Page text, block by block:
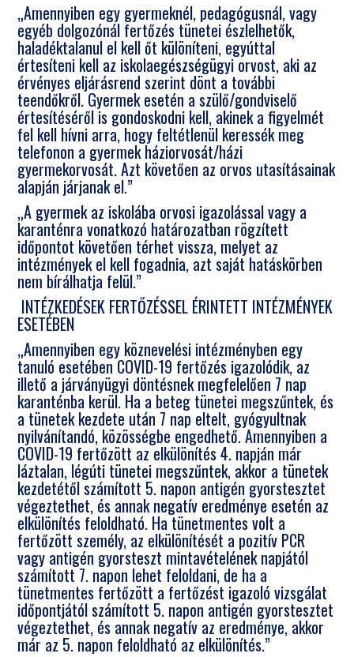
„Amennyiben egy gyermeknél, pedagógusnál, vagy
egyéb dolgozónál fertőzés tünetei észlelhetők,
haladéktalanul el kell őt különíteni, egyúttal
értesíteni kell az iskolaegészségügyi orvost, aki az
érvényes eljárásrend szerint dönt a további
teendőkről. Gyermek esetén a szülő/gondviselő
értesítéséről is gondoskodni kell, akinek a figyelmét
fel kell hívni arra, hogy feltétlenül keressék meg
telefonon a gyermek háziorvosát/házi
gyermekorvosát. Azt követően az orvos utasításainak
alapján járjanak el.”
„A gyermek az iskolába orvosi igazolással vagy a
karanténra vonatkozó határozatban rögzített
időpontot követően térhet vissza, melyet az
intézmények el kell fogadnia, azt saját hatáskörben
nem bírálhatja felül.”
INTÉZKEDÉSEK FERTŐZÉSSEL ÉRINTETT INTÉZMÉNYEK
ESETÉBEN
„Amennyiben egy köznevelési intézményben egy
tanuló esetében COVID-19 fertőzés igazolódik, az
illető a járványügyi döntésnek megfelelően 7 nap
karanténba kerül. Ha a beteg tünetei megszűntek, és
a tünetek kezdete után 7 nap eltelt, gyógyultnak
nyilvánítandó, közösségbe engedhető. Amennyiben a
COVID-19 fertőzött az elkülönítés 4. napján már
láztalan, légúti tünetei megszűntek, akkor a tünetek
kezdetétől számított 5. napon antigén gyorstesztet
végeztethet, és annak negatív eredménye esetén az
elkülönítés feloldható. Ha tünetmentes volt a
fertőzött személy, az elkülönítését a pozitív PCR
vagy antigén gyorsteszt mintavételének napjától
számított 7. napon lehet feloldani, de ha a
tünetmentes fertőzött a fertőzést igazoló vizsgálat
időpontjától számított 5. napon antigén gyorstesztet
végeztethet, és annak negatív az eredménye, akkor
már az 5. napon feloldható az elkülönítés.”